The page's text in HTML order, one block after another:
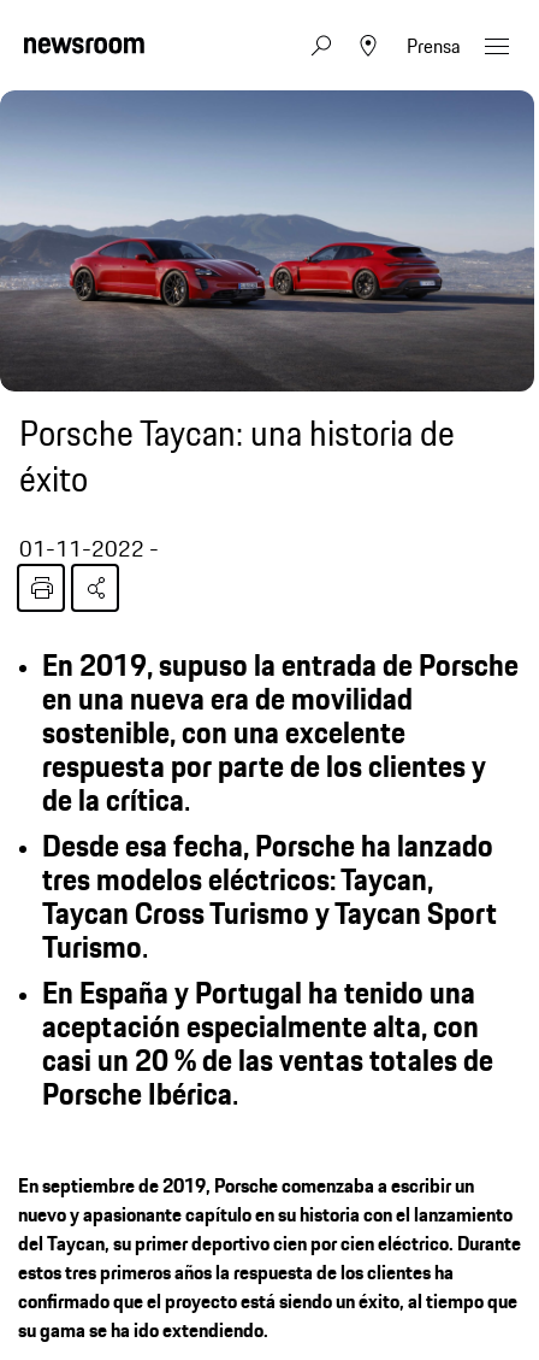
Prensa
Porsche Taycan: una historia de
éxito
01-11-2022
En 2019, supuso la entrada de Porsche
en una nueva era de movilidad
sostenible, con una excelente
respuesta por parte de los clientes y
de la crítica.
Desde esa fecha, Porsche ha lanzado
tres modelos eléctricos: Taycan,
Taycan Cross Turismo y Taycan Sport
Turismo.
En España y Portugal ha tenido una
aceptación especialmente alta, con
casi un 20 % de las ventas totales de
Porsche Ibérica.
En septiembre de 2019, Porsche comenzaba a escribir un
nuevo y apasionante capítulo en su historia con el lanzamiento
del Taycan, su primer deportivo cien por cien eléctrico. Durante
estos tres primeros años la respuesta de los clientes ha
confirmado que el proyecto está siendo un éxito, al tiempo que
su gama se ha ido extendiendo.